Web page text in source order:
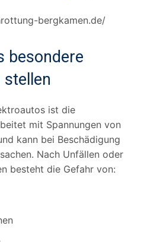
bergkamen.de/
besondere
ist die
mit Spannungen von
kann bei Beschädigung
Nach Unfällen oder
besteht die Gefahr von: